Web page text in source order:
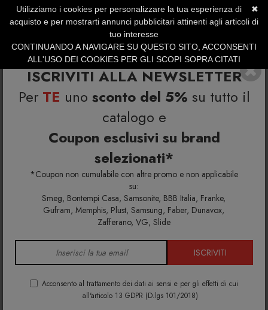
ISCRIVITI ALLA NEWSLETTER
Per TE uno sconto del 5% su tutto il
catalogo e
Coupon esclusivi su brand
selezionati*
*Coupon non cumulabile con altre promo e non applicabile
su:
Smeg, Bontempi Casa, Samsonite, BBB Italia, Franke,
Gufram, Memphis, Plust, Samsung, Faber, Dunavox,
Zafferano, VG, Slide
ISCRIVITI
Acconsento al trattamento dei dati ai sensi e per gli effetti di cui
all'articolo 13 GDPR (D.lgs 101/2018)
SERVIZIO CLIENTI +39.0773.470.562
SUMMER SALES | Fino al 31 Agosto
Richiedi info e un'offerta personalizzata per te
Artemide Nessino Arancio Lampada da tavolo
Richiedi maggiori info e la tua
offerta personalizzata per
Artemide Nessino Arancio
Lampada da tavolo
Riempi il modulo di seguito per avere maggiori
informazioni su colori, materiali e disponibilità.
✖
Utilizziamo i cookies per personalizzare la tua esperienza di
acquisto e per mostrarti annunci pubblicitari attinenti agli articoli di
tuo interesse
CONTINUANDO A NAVIGARE SU QUESTO SITO, ACCONSENTI
ALL'USO DEI COOKIES PER GLI SCOPI SOPRA CITATI